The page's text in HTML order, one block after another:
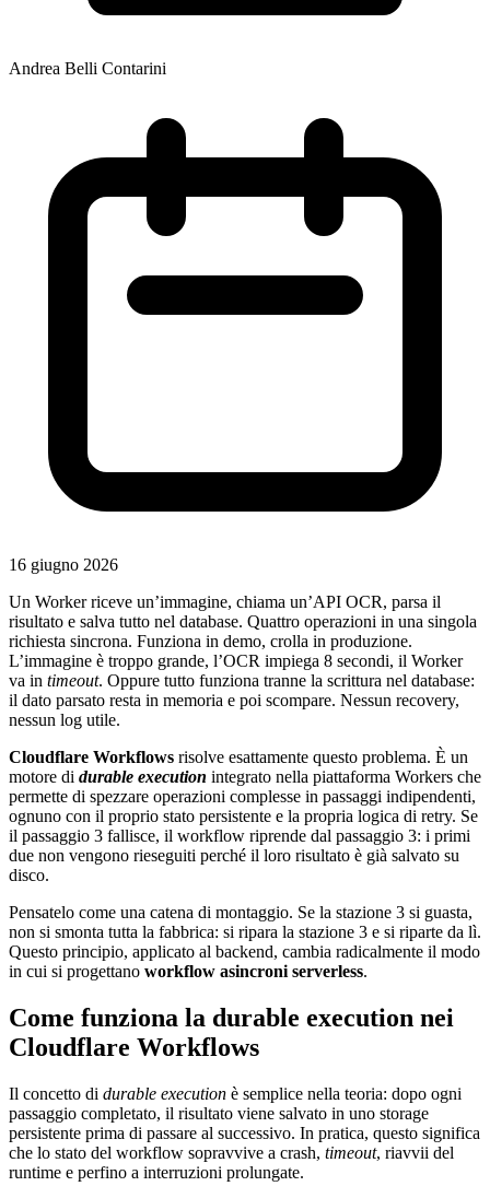
Andrea Belli Contarini
16 giugno 2026
Un Worker riceve un’immagine, chiama un’API OCR, parsa il
risultato e salva tutto nel database. Quattro operazioni in una singola
richiesta sincrona. Funziona in demo, crolla in produzione.
L’immagine è troppo grande, l’OCR impiega 8 secondi, il Worker
va in timeout. Oppure tutto funziona tranne la scrittura nel database:
il dato parsato resta in memoria e poi scompare. Nessun recovery,
nessun log utile.
Cloudflare Workflows risolve esattamente questo problema. È un
motore di durable execution integrato nella piattaforma Workers che
permette di spezzare operazioni complesse in passaggi indipendenti,
ognuno con il proprio stato persistente e la propria logica di retry. Se
il passaggio 3 fallisce, il workflow riprende dal passaggio 3: i primi
due non vengono rieseguiti perché il loro risultato è già salvato su
disco.
Pensatelo come una catena di montaggio. Se la stazione 3 si guasta,
non si smonta tutta la fabbrica: si ripara la stazione 3 e si riparte da lì.
Questo principio, applicato al backend, cambia radicalmente il modo
in cui si progettano workflow asincroni serverless.
Come funziona la durable execution nei
Cloudflare Workflows
Il concetto di durable execution è semplice nella teoria: dopo ogni
passaggio completato, il risultato viene salvato in uno storage
persistente prima di passare al successivo. In pratica, questo significa
che lo stato del workflow sopravvive a crash, timeout, riavvii del
runtime e perfino a interruzioni prolungate.